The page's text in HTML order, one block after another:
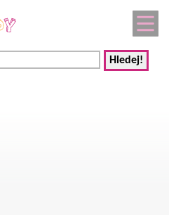
Hledej!